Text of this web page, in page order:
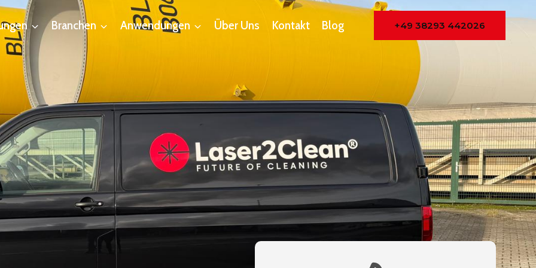
Branchen Anwendungen Über Uns Kontakt Blog +49 38293 442026